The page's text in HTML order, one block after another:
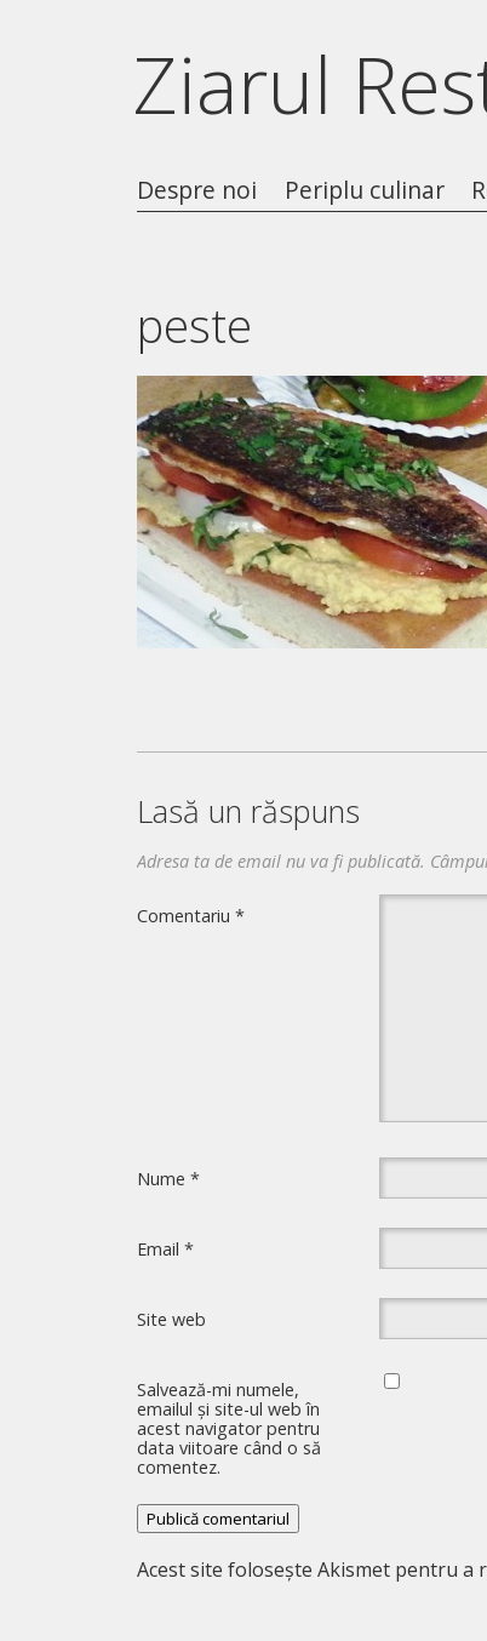
Ziarul
Despre noi Periplu culinar
peste
Lasă un răspuns
Adresa ta de email nu va fi publicată.
Comentariu*
Nume*
Email*
Site web
Salvează-mi numele,
emailul și site-ul web în
acest navigator pentru
data viitoare când o să
comentez.
Acest site folosește Akismet pentru a